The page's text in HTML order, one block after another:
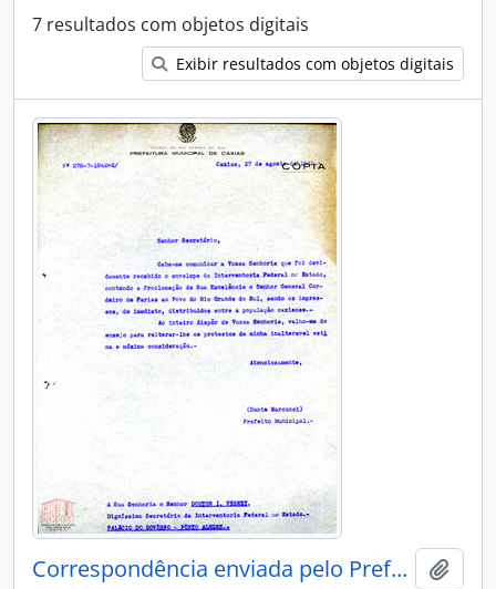
7 resultados com objetos digitais
Exibir resultados com objetos digitais
Correspondência enviada pelo Prefeito Municipal para o Secretário da Interventoria Federal no Estado